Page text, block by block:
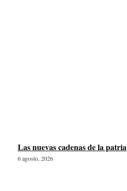
Las nuevas cadenas de la patria
6 agosto, 2026